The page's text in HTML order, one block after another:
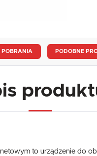
POBRANIA PODOBNE
to urządzenie do